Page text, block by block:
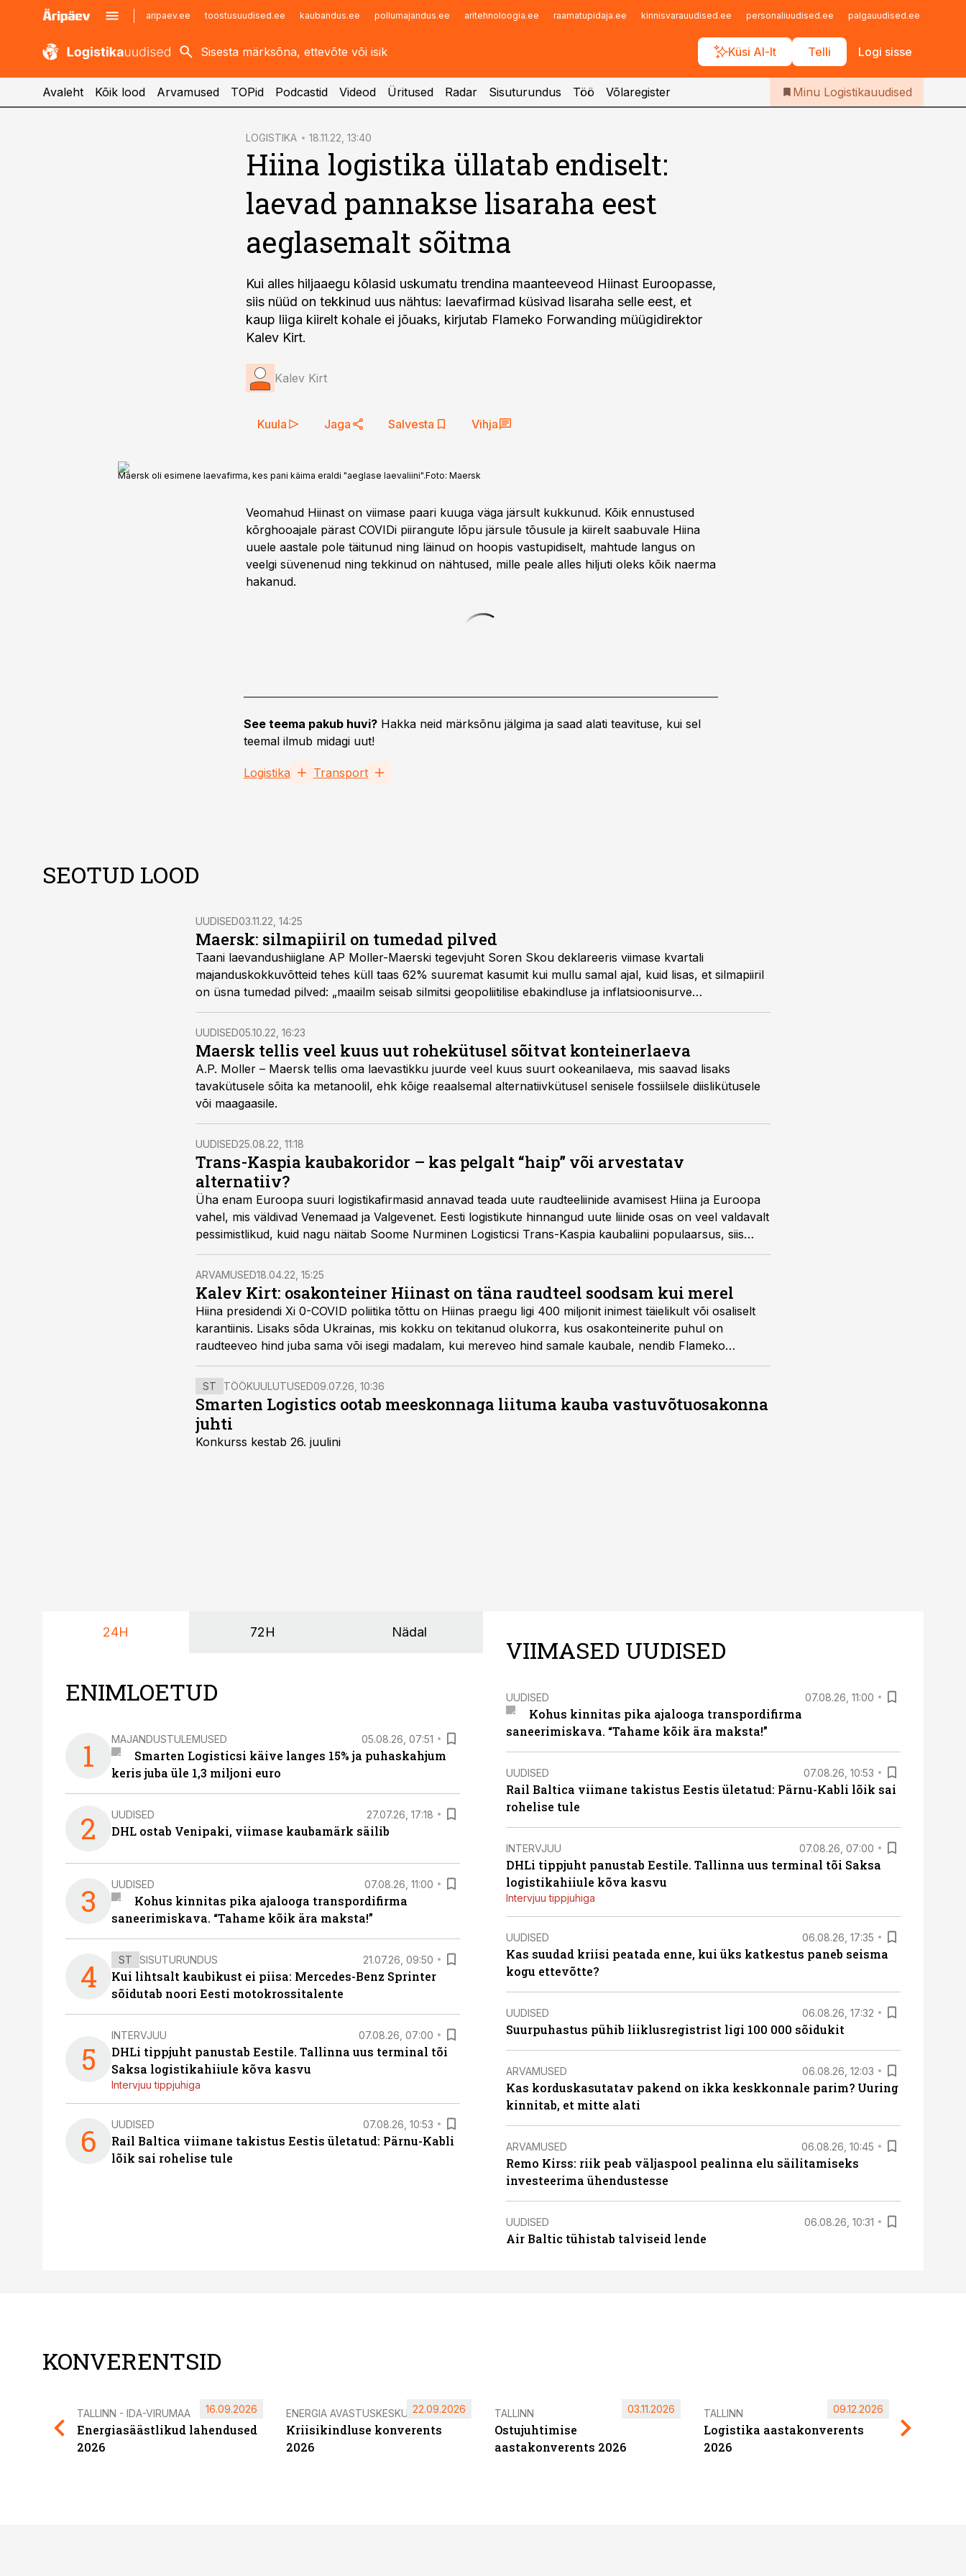
aripaev.ee toostusuudised.ee kaubandus.ee pollumajandus.ee aritehnoloogia.ee raamatupidaja.ee kinnisvarauudised.ee personaliuudised.ee palgauudised.ee
Küsi AI-lt Telli Logi sisse
kaubandus.ee
kinnisvarauudised.ee
imelineajalugu.ee
Infopank
Iseteenindus
Telli Logistikauudised
Avaleht Kõik lood Arvamused TOPid Podcastid Videod Üritused Radar Sisuturundus Töö Võlaregister Minu Logistikauudised
LOGISTIKA 18.11.22, 13:40
Hiina logistika üllatab endiselt:
laevad pannakse lisaraha eest
aeglasemalt sõitma
Kui alles hiljaaegu kõlasid uskumatu trendina maanteeveod Hiinast Euroopasse,
siis nüüd on tekkinud uus nähtus: laevafirmad küsivad lisaraha selle eest, et
kaup liiga kiirelt kohale ei jõuaks, kirjutab Flameko Forwanding müügidirektor
Kalev Kirt.
Kalev Kirt
Kuula Jaga Salvesta Vihja
Maersk oli esimene laevafirma, kes pani käima eraldi "aeglase laevaliini".Foto: Maersk
Veomahud Hiinast on viimase paari kuuga väga järsult kukkunud. Kõik ennustused
kõrghooajale pärast COVIDi piirangute lõpu järsule tõusule ja kiirelt saabuvale Hiina
uuele aastale pole täitunud ning läinud on hoopis vastupidiselt, mahtude langus on
veelgi süvenenud ning tekkinud on nähtused, mille peale alles hiljuti oleks kõik naerma
hakanud.
See teema pakub huvi? Hakka neid märksõnu jälgima ja saad alati teavituse, kui sel
teemal ilmub midagi uut!
Logistika Transport
SEOTUD LOOD
UUDISED03.11.22, 14:25
Maersk: silmapiiril on tumedad pilved
Taani laevandushiiglane AP Moller-Maerski tegevjuht Soren Skou deklareeris viimase kvartali
majanduskokkuvõtteid tehes küll taas 62% suuremat kasumit kui mullu samal ajal, kuid lisas, et silmapiiril
on üsna tumedad pilved: „maailm seisab silmitsi geopoliitilise ebakindluse ja inflatsioonisurve
kombinatsiooniga, milliseid me pole näinud aastakümneid.“
UUDISED05.10.22, 16:23
Maersk tellis veel kuus uut rohekütusel sõitvat konteinerlaeva
A.P. Moller – Maersk tellis oma laevastikku juurde veel kuus suurt ookeanilaeva, mis saavad lisaks
tavakütusele sõita ka metanoolil, ehk kõige reaalsemal alternatiivkütusel senisele fossiilsele diislikütusele
või maagaasile.
UUDISED25.08.22, 11:18
Trans-Kaspia kaubakoridor – kas pelgalt “haip” või arvestatav
alternatiiv?
Üha enam Euroopa suuri logistikafirmasid annavad teada uute raudteeliinide avamisest Hiina ja Euroopa
vahel, mis väldivad Venemaad ja Valgevenet. Eesti logistikute hinnangud uute liinide osas on veel valdavalt
pessimistlikud, kuid nagu näitab Soome Nurminen Logisticsi Trans-Kaspia kaubaliini populaarsus, siis
kõrvale heita seda kanalit ka ei saa.
ARVAMUSED18.04.22, 15:25
Kalev Kirt: osakonteiner Hiinast on täna raudteel soodsam kui merel
Hiina presidendi Xi 0-COVID poliitika tõttu on Hiinas praegu ligi 400 miljonit inimest täielikult või osaliselt
karantiinis. Lisaks sõda Ukrainas, mis kokku on tekitanud olukorra, kus osakonteinerite puhul on
raudteeveo hind juba sama või isegi madalam, kui mereveo hind samale kaubale, nendib Flameko
Forwanding müügijuht Kalev Kirt erinevate tarnekanalite hetkeseisu kommenteerides.
ST TÖÖKUULUTUSED09.07.26, 10:36
Smarten Logistics ootab meeskonnaga liituma kauba vastuvõtuosakonna
juhti
Konkurss kestab 26. juulini
24H 72H Nädal
ENIMLOETUD
1 MAJANDUSTULEMUSED 05.08.26, 07:51
Smarten Logisticsi käive langes 15% ja puhaskahjum
keris juba üle 1,3 miljoni euro
2 UUDISED 27.07.26, 17:18
DHL ostab Venipaki, viimase kaubamärk säilib
3 UUDISED 07.08.26, 11:00
Kohus kinnitas pika ajalooga transpordifirma
saneerimiskava. “Tahame kõik ära maksta!”
4 ST SISUTURUNDUS 21.07.26, 09:50
Kui lihtsalt kaubikust ei piisa: Mercedes-Benz Sprinter
sõidutab noori Eesti motokrossitalente
5
INTERVJUU 07.08.26, 07:00
DHLi tippjuht panustab Eestile. Tallinna uus terminal tõi
Saksa logistikahiiule kõva kasvu
Intervjuu tippjuhiga
6 UUDISED 07.08.26, 10:53
Rail Baltica viimane takistus Eestis ületatud: Pärnu-Kabli
lõik sai rohelise tule
VIIMASED UUDISED
UUDISED 07.08.26, 11:00
Kohus kinnitas pika ajalooga transpordifirma
saneerimiskava. “Tahame kõik ära maksta!”
UUDISED 07.08.26, 10:53
Rail Baltica viimane takistus Eestis ületatud: Pärnu-Kabli lõik sai
rohelise tule
INTERVJUU 07.08.26, 07:00
DHLi tippjuht panustab Eestile. Tallinna uus terminal tõi Saksa
logistikahiiule kõva kasvu
Intervjuu tippjuhiga
UUDISED 06.08.26, 17:35
Kas suudad kriisi peatada enne, kui üks katkestus paneb seisma
kogu ettevõtte?
UUDISED 06.08.26, 17:32
Suurpuhastus pühib liiklusregistrist ligi 100 000 sõidukit
ARVAMUSED 06.08.26, 12:03
Kas korduskasutatav pakend on ikka keskkonnale parim? Uuring
kinnitab, et mitte alati
ARVAMUSED 06.08.26, 10:45
Remo Kirss: riik peab väljaspool pealinna elu säilitamiseks
investeerima ühendustesse
UUDISED 06.08.26, 10:31
Air Baltic tühistab talviseid lende
KONVERENTSID
TALLINN - IDA-VIRUMAA
Energiasäästlikud lahendused
2026
16.09.2026 ENERGIA AVASTUSKESKUS
Kriisikindluse konverents
2026
22.09.2026 TALLINN
Ostujuhtimise
aastakonverents 2026
03.11.2026 TALLINN
Logistika aastakonverents
2026
09.12.2026